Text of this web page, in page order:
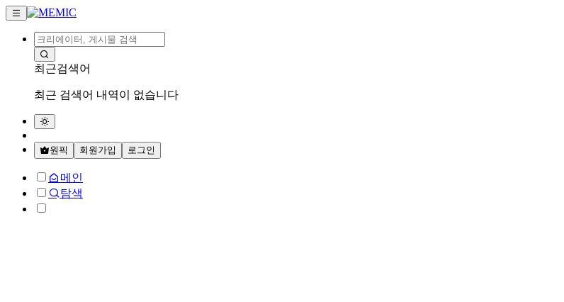
최근검색어
최근 검색어 내역이 없습니다
원픽 회원가입 로그인
메인
탐색